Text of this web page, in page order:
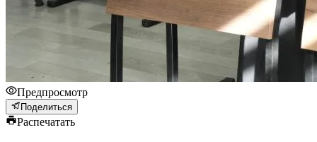
Предпросмотр
Поделиться
Распечатать